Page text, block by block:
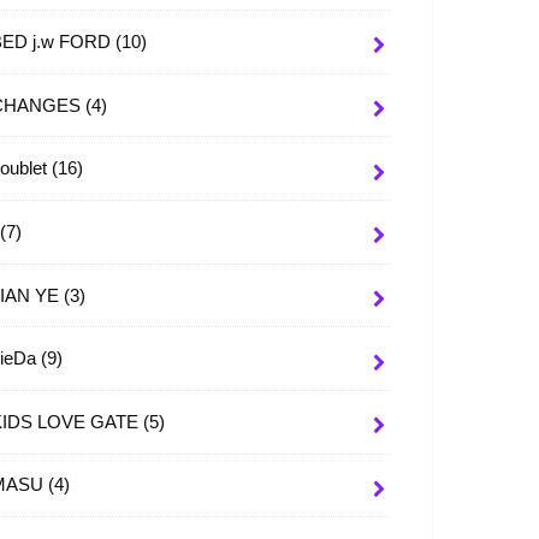
j.w FORD (10)
(4)
(16)
(7)
YE (3)
(9)
LOVE GATE (5)
(4)